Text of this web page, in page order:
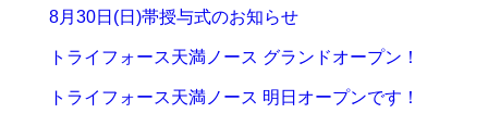
8月30日(日)帯授与式のお知らせ
トライフォース天満ノース グランドオープン！
トライフォース天満ノース 明日オープンです！